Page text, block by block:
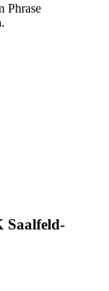
Phrase
Saalfeld-